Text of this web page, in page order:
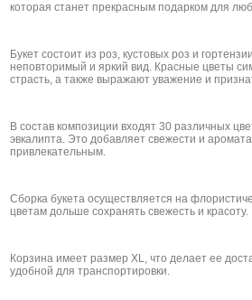
которая станет прекрасным подарком для
Букет состоит из роз, кустовых роз и
неповторимый и яркий вид. Красные цветы
страсть, а также выражают уважение и
В состав композиции входят 30 различных
эвкалипта. Это добавляет свежести и
привлекательным.
Сборка букета осуществляется на
цветам дольше сохранять свежесть и красоту.
Корзина имеет размер XL, что делает ее
удобной для транспортировки.